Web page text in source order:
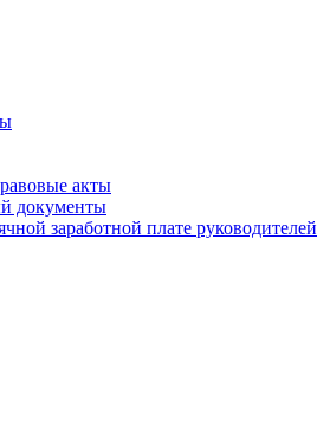
акты
документы
заработной плате руководителей